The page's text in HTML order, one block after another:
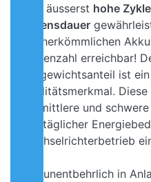
eine äusserst hohe
Lebensdauer
mit herkömmlichen
Zyklenzahl erreichbar!
Bleigewichtsanteil ist
Qualitätsmerkmal.
für mittlere und
wie täglicher
Wechselrichterbetrieb
unentbehrlich in